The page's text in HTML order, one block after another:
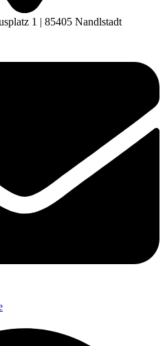
1 | 85405 Nandlstadt